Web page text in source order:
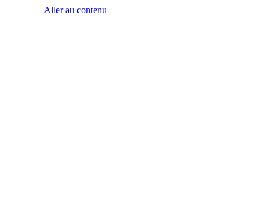
Aller au contenu